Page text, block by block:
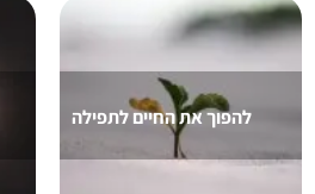
להפוך את החיים לתפילה